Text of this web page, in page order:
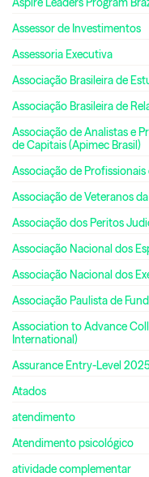
Assessor de Investimentos
Assessoria Executiva
Associação Brasileira de
Associação Brasileira de
Associação de Analistas e
de Capitais (Apimec Brasil)
Associação de
Associação de Veteranos
Associação dos Peritos
Associação Nacional dos
Associação Nacional dos
Associação Paulista de
Association to Advance
International)
Assurance Entry-Level
Atados
atendimento
Atendimento psicológico
atividade complementar